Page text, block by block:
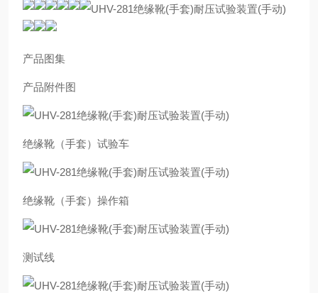
产品图集
产品附件图
绝缘靴（手套）试验车
绝缘靴（手套）操作箱
测试线